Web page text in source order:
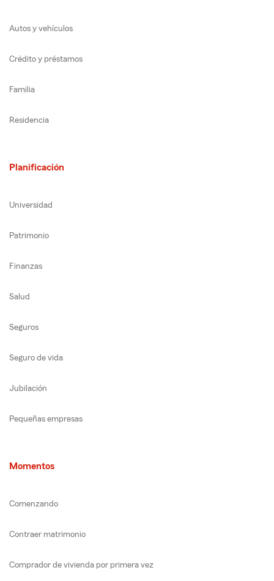
Autos y vehículos
Crédito y préstamos
Familia
Residencia
Planificación
Universidad
Patrimonio
Finanzas
Salud
Seguros
Seguro de vida
Jubilación
Pequeñas empresas
Momentos
Comenzando
Contraer matrimonio
Comprador de vivienda por primera vez